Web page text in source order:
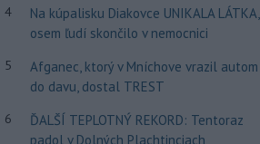
4
Na kúpalisku Diakovce UNIKALA LÁTKA,
osem ľudí skončilo v nemocnici
5
Afganec, ktorý v Mníchove vrazil autom
do davu, dostal TREST
6
ĎALŠÍ TEPLOTNÝ REKORD: Tentoraz
padol v Dolných Plachtinciach